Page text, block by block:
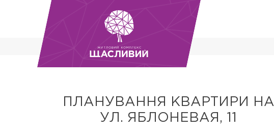
ПЛАНУВАННЯ КВАРТИРИ НА
УЛ. ЯБЛОНЕВАЯ, 11